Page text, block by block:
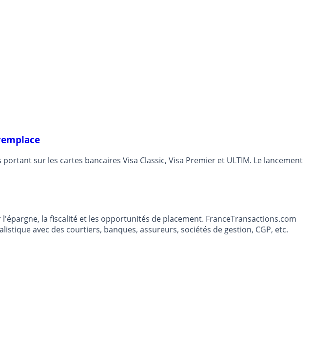
sur les cartes bancaires Visa Classic, Visa Premier et ULTIM. Le lancement
la fiscalité et les opportunités de placement. FranceTransactions.com
avec des courtiers, banques, assureurs, sociétés de gestion, CGP, etc.